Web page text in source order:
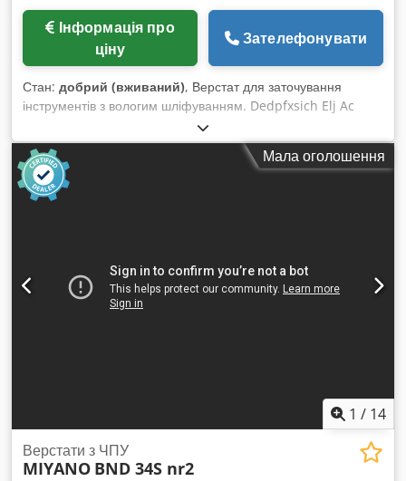
ціну
Зателефонувати
Стан: добрий (вживаний), Верстат для заточування
інструментів з вологим шліфуванням. Dedpfxsich Elj Ac
Мала оголошення
1 / 14
Верстати з ЧПУ
MIYANO BND 34S nr2